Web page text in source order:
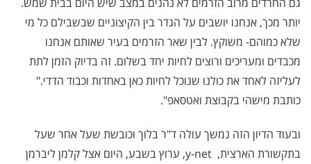
יותר מכך, אנחנו יושבים על הגדר בין הקיצוניים שבשבילם כל מי
שלא כמוהם- משוקץ. לבין שאר הזרמים בעיר שאותם אנחנו
מכבדים ומעריכים ורוצים לחיות יחד בשלום. זה בדיוק הזמן לתת
לעליזה לאחד את כולנו שנוכל לחיות כאן באחדות וכבוד הדדי."
כותבת מישהי בקבוצת ואטסאפ".
ובעוד הדיון הזה נמשך עולה ד"ר בלוך וכובשת שעל אחר שעל
בתקשורת הארצית, y-net, ערוץ בשבע, היום אצל קלמן ליברמן